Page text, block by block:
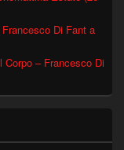
Di Fant a
– Francesco Di